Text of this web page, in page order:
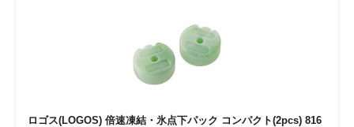
ロゴス(LOGOS) 倍速凍結・氷点下パック コンパクト(2pcs) 816